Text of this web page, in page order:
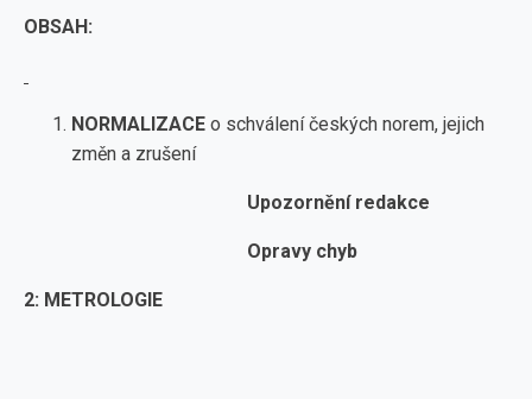
OBSAH:
NORMALIZACE o schválení českých norem, jejich
změn a zrušení
Upozornění redakce
Opravy chyb
2: METROLOGIE